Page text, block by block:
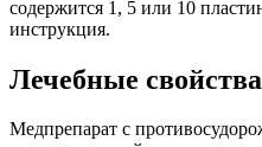
содержится 1, 5 или 10
инструкция.
Лечебные свойства
Медпрепарат с